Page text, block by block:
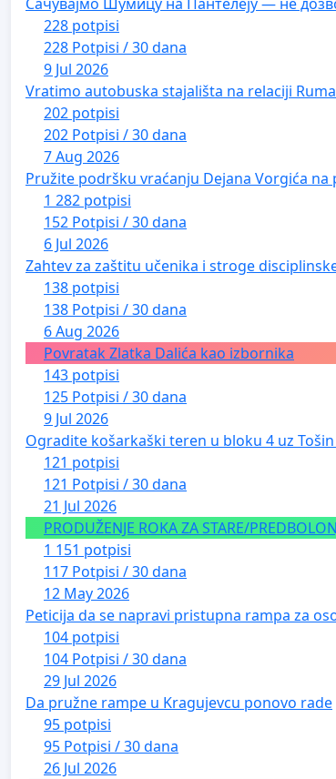
228 potpisi
228 Potpisi / 30 dana
9 Jul 2026
Vratimo autobuska stajališta na relaciji
202 potpisi
202 Potpisi / 30 dana
7 Aug 2026
Pružite podršku vraćanju Dejana Vorgića na
1 282 potpisi
152 Potpisi / 30 dana
6 Jul 2026
Zahtev za zaštitu učenika i stroge
138 potpisi
138 Potpisi / 30 dana
6 Aug 2026
Povratak Zlatka Dalića kao izbornika
143 potpisi
125 Potpisi / 30 dana
9 Jul 2026
Ogradite košarkaški teren u bloku 4 uz
121 potpisi
121 Potpisi / 30 dana
21 Jul 2026
PRODUŽENJE ROKA ZA STARE/
1 151 potpisi
117 Potpisi / 30 dana
12 May 2026
Peticija da se napravi pristupna rampa za
104 potpisi
104 Potpisi / 30 dana
29 Jul 2026
Da pružne rampe u Kragujevcu ponovo rade
95 potpisi
95 Potpisi / 30 dana
26 Jul 2026